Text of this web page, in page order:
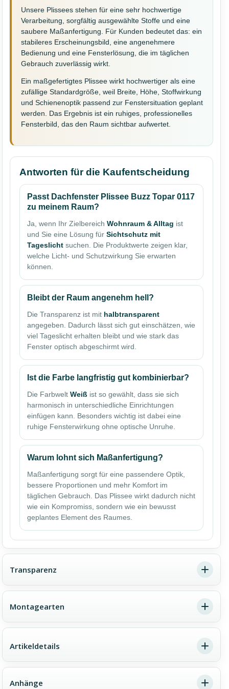
Unsere Plissees stehen für eine sehr hochwertige
Verarbeitung, sorgfältig ausgewählte Stoffe und eine
saubere Maßanfertigung. Für Kunden bedeutet das: ein
stabileres Erscheinungsbild, eine angenehmere
Bedienung und eine Fensterlösung, die im täglichen
Gebrauch zuverlässig wirkt.
Ein maßgefertigtes Plissee wirkt hochwertiger als eine
zufällige Standardgröße, weil Breite, Höhe, Stoffwirkung
und Schienenoptik passend zur Fenstersituation geplant
werden. Das Ergebnis ist ein ruhiges, professionelles
Fensterbild, das den Raum sichtbar aufwertet.
Antworten für die Kaufentscheidung
Passt Dachfenster Plissee Buzz Topar 0117
zu meinem Raum?
Ja, wenn Ihr Zielbereich Wohnraum & Alltag ist
und Sie eine Lösung für Sichtschutz mit
Tageslicht suchen. Die Produktwerte zeigen klar,
welche Licht- und Schutzwirkung Sie erwarten
können.
Bleibt der Raum angenehm hell?
Die Transparenz ist mit halbtransparent
angegeben. Dadurch lässt sich gut einschätzen, wie
viel Tageslicht erhalten bleibt und wie stark das
Fenster optisch abgeschirmt wird.
Ist die Farbe langfristig gut kombinierbar?
Die Farbwelt Weiß ist so gewählt, dass sie sich
harmonisch in unterschiedliche Einrichtungen
einfügen kann. Besonders wichtig ist dabei eine
ruhige Fensterwirkung ohne optische Unruhe.
Warum lohnt sich Maßanfertigung?
Maßanfertigung sorgt für eine passendere Optik,
bessere Proportionen und mehr Komfort im
täglichen Gebrauch. Das Plissee wirkt dadurch nicht
wie ein Kompromiss, sondern wie ein bewusst
geplantes Element des Raumes.
Transparenz
Ein Farbton, drei Lichtwirkungen
Die gleiche Farbe kann je nach Stoffqualität völlig
und einen offenen Raumeindruck. Blickdicht sorgt für
Montagearten
Dachfenster-Plissee Montage –
wichtige Hinweise im Überblick
Artikeldetails
Anhänge